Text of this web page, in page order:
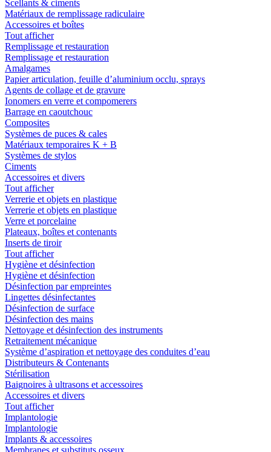
Scellants & ciments
Matériaux de remplissage radiculaire
Accessoires et boîtes
Tout afficher
Remplissage et restauration
Remplissage et restauration
Amalgames
Papier articulation, feuille d’aluminium occlu, sprays
Agents de collage et de gravure
Ionomers en verre et compomerers
Barrage en caoutchouc
Composites
Systèmes de puces & cales
Matériaux temporaires K + B
Systèmes de stylos
Ciments
Accessoires et divers
Tout afficher
Verrerie et objets en plastique
Verrerie et objets en plastique
Verre et porcelaine
Plateaux, boîtes et contenants
Inserts de tiroir
Tout afficher
Hygiène et désinfection
Hygiène et désinfection
Désinfection par empreintes
Lingettes désinfectantes
Désinfection de surface
Désinfection des mains
Nettoyage et désinfection des instruments
Retraitement mécanique
Système d’aspiration et nettoyage des conduites d’eau
Distributeurs & Contenants
Stérilisation
Baignoires à ultrasons et accessoires
Accessoires et divers
Tout afficher
Implantologie
Implantologie
Implants & accessoires
Membranes et substituts osseux